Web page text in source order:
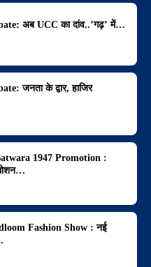
अब UCC का दांव..’गढ़’ में…
जनता के द्वार, हाजिर
1947 Promotion :
Fashion Show : नई